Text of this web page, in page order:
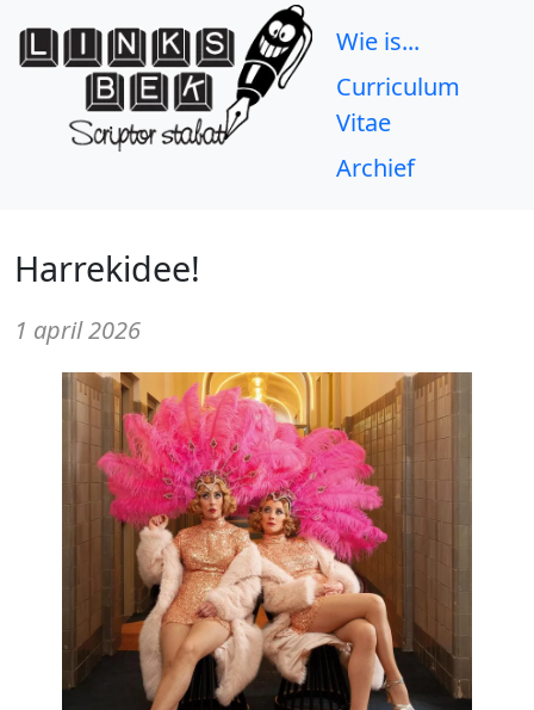
Wie is...
Curriculum
Vitae
Archief
Harrekidee!
1 april 2026